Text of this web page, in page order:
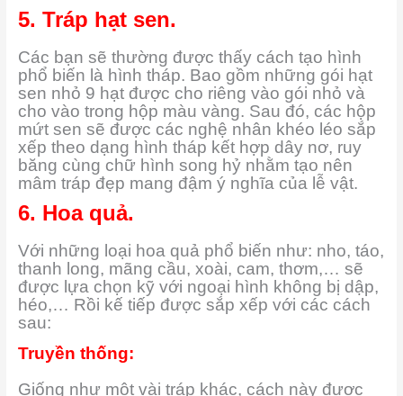
5. Tráp hạt sen.
Các bạn sẽ thường được thấy cách tạo hình
phổ biến là hình tháp. Bao gồm những gói hạt
sen nhỏ 9 hạt được cho riêng vào gói nhỏ và
cho vào trong hộp màu vàng. Sau đó, các hộp
mứt sen sẽ được các nghệ nhân khéo léo sắp
xếp theo dạng hình tháp kết hợp dây nơ, ruy
băng cùng chữ hình song hỷ nhằm tạo nên
mâm tráp đẹp mang đậm ý nghĩa của lễ vật.
6. Hoa quả.
Với những loại hoa quả phổ biến như: nho, táo,
thanh long, mãng cầu, xoài, cam, thơm,… sẽ
được lựa chọn kỹ với ngoại hình không bị dập,
héo,… Rồi kế tiếp được sắp xếp với các cách
sau:
Truyền thống:
Giống như một vài tráp khác, cách này được